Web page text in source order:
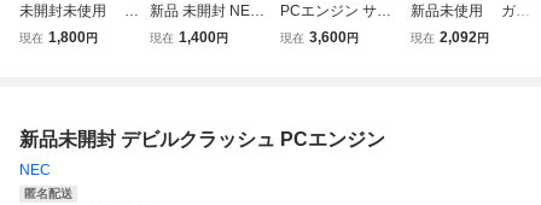
未開封未使用 P
Cエンジン HuCA
現在 1,800円
新品 未開封 NEC
PCエンジン HuC
現在 1,400円
PCエンジン サイ
バーナイト 未開封
現在 3,600円
新品未使用 ガイ
フレーム PCエン
現在 2,092円
新品未開封 デビルクラッシュ PCエンジン
NEC
匿名配送